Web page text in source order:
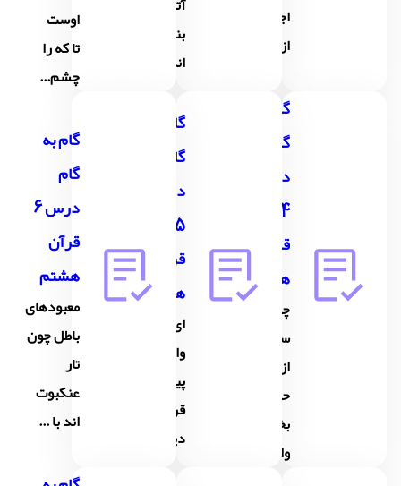
اجتناب
از...
بنده
اند
اوست
تا که را
چشم...
گام به
گام
درس
4
قرآن
هشتم
چون
سلیمان
از خدا
حاجت
بخواه
والدی...
گام به
گام
درس
5
قرآن
هشتم
ای
وارث
پیمبر و
قرآن و
دین بیا
گام به
گام
درس 6
قرآن
هشتم
معبودهای
باطل چون
تار
عنکبوت
اند با ...